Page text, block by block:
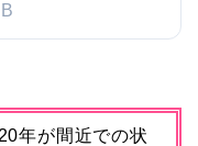
年が間近での状